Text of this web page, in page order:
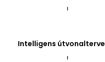
I
Intelligens
I